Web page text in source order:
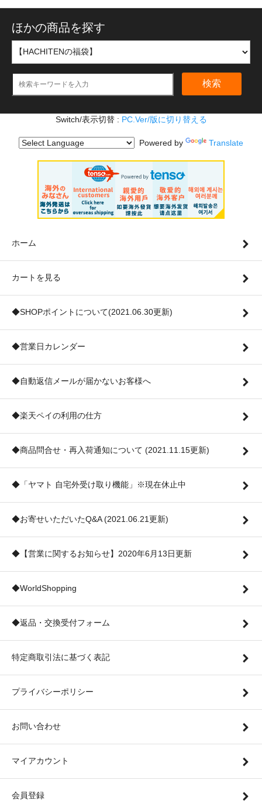
ほかの商品を探す
検索
Switch/表示切替 : PC.Ver/版に切り替える
Powered by Translate
ホーム
カートを見る
◆SHOPポイントについて(2021.06.30更新)
◆営業日カレンダー
◆自動返信メールが届かないお客様へ
◆楽天ペイの利用の仕方
◆商品問合せ・再入荷通知について (2021.11.15更新)
◆「ヤマト 自宅外受け取り機能」※現在休止中
◆お寄せいただいたQ&A (2021.06.21更新)
◆【営業に関するお知らせ】2020年6月13日更新
◆WorldShopping
◆返品・交換受付フォーム
特定商取引法に基づく表記
プライバシーポリシー
お問い合わせ
マイアカウント
会員登録